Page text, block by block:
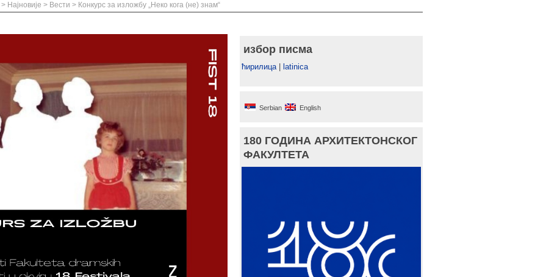
> Најновије > Вести > Конкурс за изложбу „Неко кога (не) знам“
избор писма
ћирилица| latinica
Serbian English
180 ГОДИНА АРХИТЕКТОНСКОГ
ФАКУЛТЕТА